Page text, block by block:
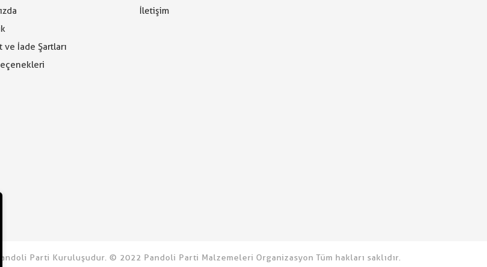
ve İade Şartları
İletişim
Parti Kuruluşudur. © 2022 Pandoli Parti Malzemeleri Organizasyon Tüm hakları saklıdır.